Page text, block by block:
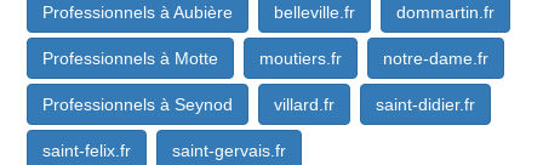
Professionnels à Aubière belleville.fr dommartin.fr
Professionnels à Motte moutiers.fr notre-dame.fr
Professionnels à Seynod villard.fr saint-didier.fr
saint-felix.fr saint-gervais.fr